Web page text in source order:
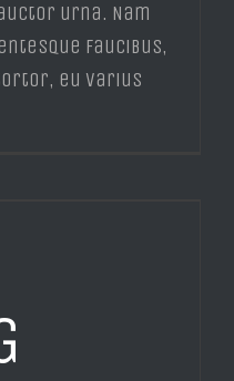
urna. Nam
faucibus,
eu varius